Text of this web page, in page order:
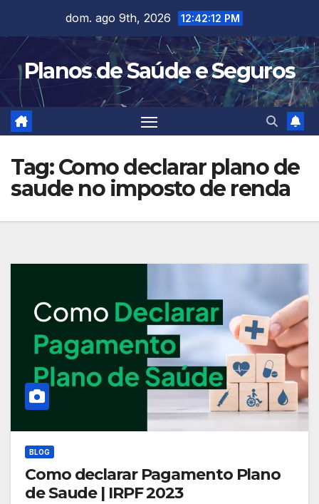
content
dom. ago 9th, 2026 12:42:13 PM
Planos de Saúde e Seguros
Tag:Como declarar plano de
saude no imposto de renda
BLOG
Como declarar Pagamento Plano
de Saude | IRPF 2023